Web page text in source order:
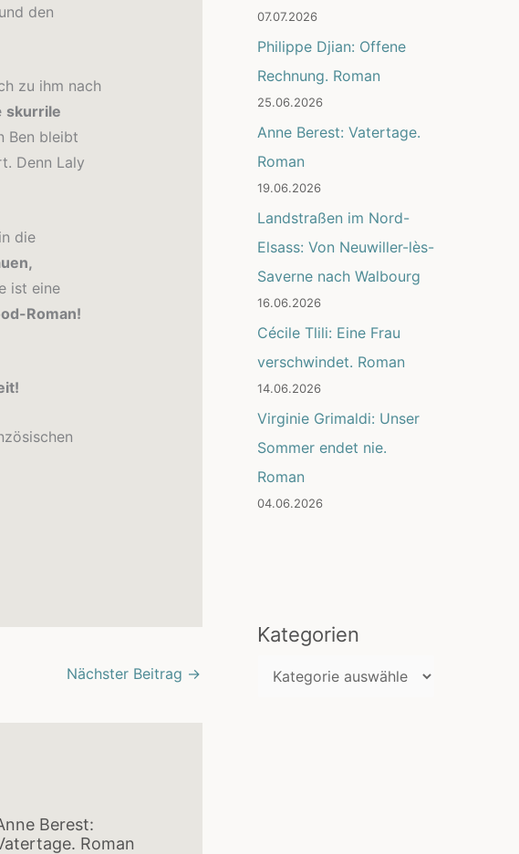
den
zu ihm nach
skurrile
Ben bleibt
Denn Laly
die
ist eine
Roman!
Nächster Beitrag →
Berest:
Roman
07.07.2026
Philippe Djian: Offene
Rechnung. Roman
25.06.2026
Anne Berest: Vatertage.
Roman
19.06.2026
Landstraßen im Nord-
Elsass: Von Neuwiller-lès-
Saverne nach Walbourg
16.06.2026
Cécile Tlili: Eine Frau
verschwindet. Roman
14.06.2026
Virginie Grimaldi: Unser
Sommer endet nie.
Roman
04.06.2026
Kategorien